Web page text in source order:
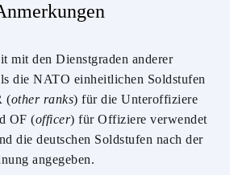
mit den Dienstgraden anderer
die NATO einheitlichen Soldstufen
(other ranks) für die Unteroffiziere
OF (officer) für Offiziere verwendet
die deutschen Soldstufen nach der
angegeben.